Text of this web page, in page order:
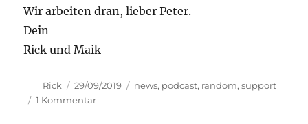
Wir arbeiten dran, lieber Peter.
Dein
Rick und Maik
Autor
Rick
Veröffentlicht
am
29/09/2019 Kategorien
news, podcast, random,support
1 Kommentarzu